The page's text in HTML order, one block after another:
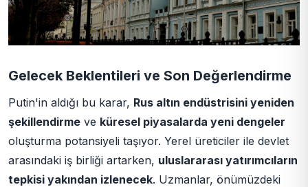
Gelecek Beklentileri ve Son Değerlendirme
Putin'in aldığı bu karar, Rus altın endüstrisini yeniden
şekillendirme ve küresel piyasalarda yeni dengeler
oluşturma potansiyeli taşıyor. Yerel üreticiler ile devlet
arasındaki iş birliği artarken, uluslararası yatırımcıların
tepkisi yakından izlenecek. Uzmanlar, önümüzdeki